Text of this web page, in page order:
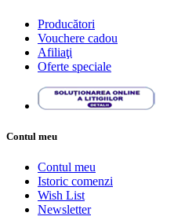
Producători
Vouchere cadou
Afiliaţi
Oferte speciale
Contul meu
Contul meu
Istoric comenzi
Wish List
Newsletter